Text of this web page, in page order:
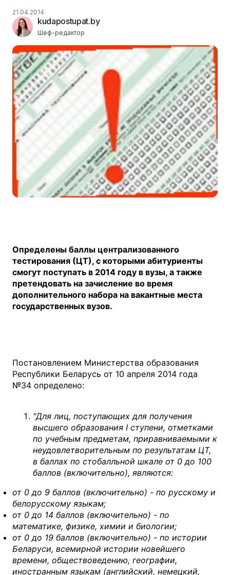
kudapostupat.by
Шеф-редактор
21.04.2014
Определены баллы централизованного
тестирования (ЦТ), с которыми абитуриенты
смогут поступать в 2014 году в вузы, а также
претендовать на зачисление во время
дополнительного набора на вакантные места
государственных вузов.
Постановлением Министерства образования
Республики Беларусь от 10 апреля 2014 года
№34 определено:
"Для лиц, поступающих для получения
высшего образования I ступени, отметками
по учебным предметам, приравниваемыми к
неудовлетворительным по результатам ЦТ,
в баллах по стобалльной шкале от 0 до 100
баллов (включительно), являются:
от 0 до 9 баллов (включительно) - по русскому и
белорусскому языкам;
от 0 до 14 баллов (включительно) - по
математике, физике, химии и биологии;
от 0 до 19 баллов (включительно) - по истории
Беларуси, всемирной истории новейшего
времени, обществоведению, географии,
иностранным языкам (английский, немецкий,